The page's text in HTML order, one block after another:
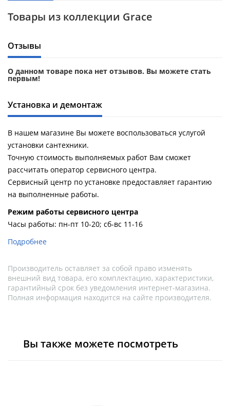
Товары из коллекции Grace
Отзывы
О данном товаре пока нет отзывов. Вы можете стать
первым!
Установка и демонтаж
В нашем магазине Вы можете воспользоваться услугой
установки сантехники.
Точную стоимость выполняемых работ Вам сможет
рассчитать оператор сервисного центра.
Сервисный центр по установке предоставляет гарантию
на выполненные работы.
Pежим работы сервисного центра
Часы работы: пн-пт 10-20; сб-вс 11-16
Подробнее
Производитель оставляет за собой право изменять
внешний вид товара, его комплектацию, характеристики,
гарантийный срок без уведомления интернет-магазина.
Полная информация находится на сайте производителя.
Вы также можете посмотреть